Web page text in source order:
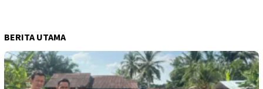
BERITA UTAMA